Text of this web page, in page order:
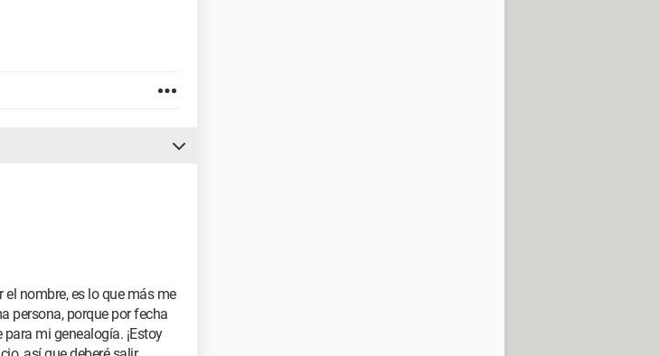
nombre, es lo que más me
persona, porque por fecha
mi genealogía. ¡Estoy